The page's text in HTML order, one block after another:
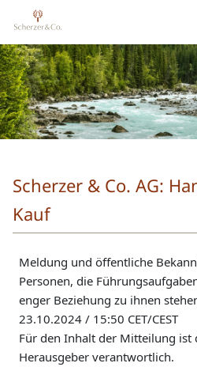
Scherzer & Co. AG:
Kauf
Meldung und öffentliche
Personen, die
enger Beziehung zu ihnen
23.10.2024 / 15:50 CET/CEST
Für den Inhalt der Mitteilung ist
Herausgeber verantwortlich.